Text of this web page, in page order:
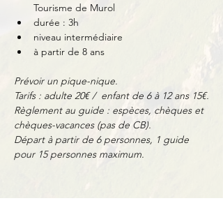
Tourisme de Murol
durée : 3h
niveau intermédiaire
à partir de 8 ans
Prévoir un pique-nique.
Tarifs : adulte 20€ /  enfant de 6 à 12 ans 15€.
Règlement au guide : espèces, chèques et
chèques-vacances (pas de CB).
Départ à partir de 6 personnes, 1 guide
pour 15 personnes maximum.